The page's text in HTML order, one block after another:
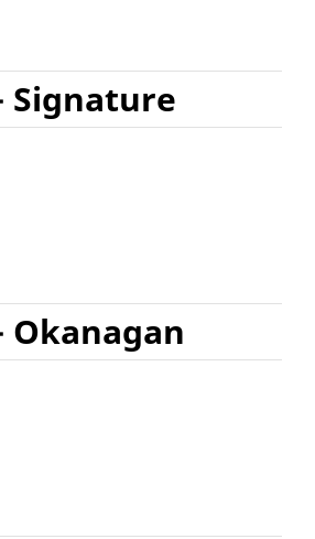
Signature
Okanagan